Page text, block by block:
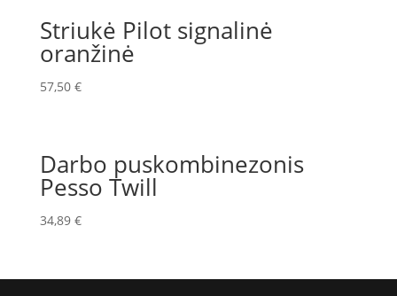
Striukė Pilot signalinė
oranžinė
57,50 €
Darbo puskombinezonis
Pesso Twill
34,89 €